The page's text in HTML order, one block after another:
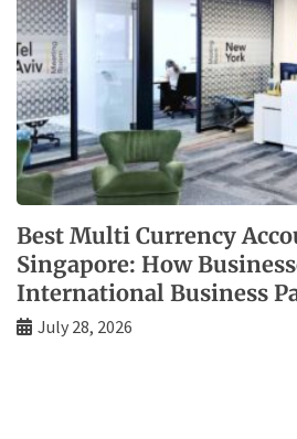
Best Multi Currency
Singapore: How
International Business
July 28, 2026